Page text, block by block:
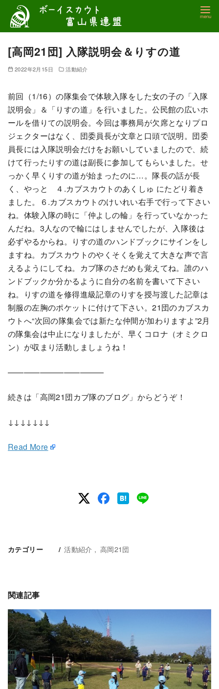
テ
[高岡21団] 入隊説明会＆りすの道
2022年2月15日 活動紹介
前回（1/16）の隊集会で体験入隊をした女の子の「入隊
説明会」＆「りすの道」を行いました。公民館の広いホ
ールを借りての説明会。今回は事務局が欠席となりプロ
ジェクターはなく、団委員長が文章と口頭で説明。団委
員長には入隊説明会だけをお願いしていましたので、続
けて行ったりすの道は副長に参加してもらいました。せ
っかく早くりすの道が始まったのに…。隊長の話が長
く、やっと ４.カブスカウトのあくしゅ にたどり着き
ました。６.カブスカウトのけいれい右手で行って下さい
ね。体験入隊の時に「仲よしの輪」を行っていなかった
んだね。3人なので輪にはしませんでしたが、入隊後は
必ずやるからね。りすの道のハンドブックにサインをし
ますね。カブスカウトのやくそくを覚えて大きな声で言
えるようにしてね。カブ隊のさだめも覚えてね。誰のハ
ンドブックか分かるように自分の名前を書いて下さい
ね。りすの道を修得進級記章のりすを授与渡した記章は
制服の左胸のポケットに付けて下さい。21団のカブスカ
ウトへ“次回の隊集会では新たな仲間が加わりますよ”2月
の隊集会は中止になりましたが、早くコロナ（オミクロ
ン）が収まり活動しましょうね！
————————————
続きは「高岡21団カブ隊のブログ」からどうぞ！
↓↓↓↓↓↓↓
Read More
カテゴリー 活動紹介 高岡21団
関連記事